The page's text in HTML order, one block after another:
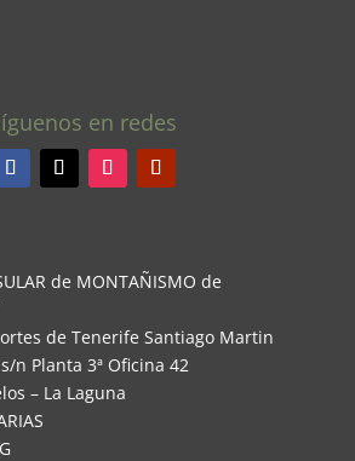
en redes
de MONTAÑISMO de
de Tenerife Santiago Martin
n Planta 3ª Oficina 42
– La Laguna